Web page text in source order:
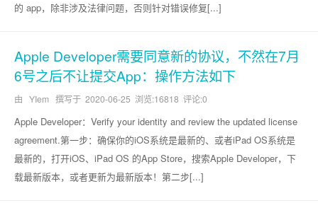
的 app，除非涉及法律问题，否则针对错误修复[...]
Apple Developer需要同意新的协议，不然在7月
6号之后不让提交App：操作方法如下
由 YIem 撰写于 2020-06-25 浏览:16818 评论:0
Apple Developer：Verify your identity and review the updated license
agreement.第一步：确保你的iOS系统是最新的、或者iPad OS系统是
最新的，打开iOS、iPad OS 的App Store，搜索Apple Developer，下
载最新版本，或者更新为最新版本！第二步[...]